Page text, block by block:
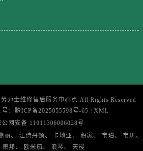
浙江省宁波市江北区大闸南路500号来福士广场办公楼20层2009室售后服务中心（需提前预约）
澳门特别行政区大堂区议事亭前地（新马路）售后服务中心（需提前预约）
澳门特别行政区风顺堂区南湾大马路售后服务中心（需提前预约）
劳力士维修售后服务中心点 All Rights Reserved
： 黔ICP备2025055598号-65 | XML
公网安备 11011306006028号
丽、 江诗丹顿、 卡地亚、 积家、 宝珀、
宝玑、
萧邦、 欧米茄、 浪琴、 天梭